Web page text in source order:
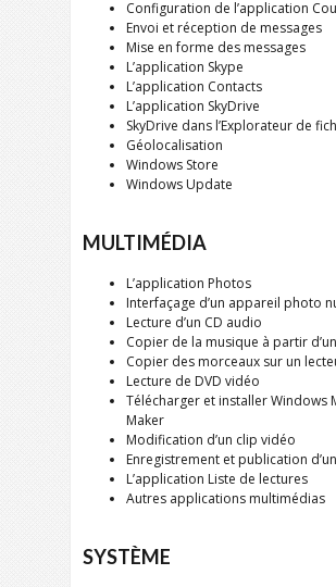
Configuration de l’application
Envoi et réception de messages
Mise en forme des messages
L’application Skype
L’application Contacts
L’application SkyDrive
SkyDrive dans l’Explorateur de
Géolocalisation
Windows Store
Windows Update
MULTIMÉDIA
L’application Photos
Interfaçage d’un appareil photo
Lecture d’un CD audio
Copier de la musique à partir
Copier des morceaux sur un
Lecture de DVD vidéo
Télécharger et installer Windows
Maker
Modification d’un clip vidéo
Enregistrement et publication
L’application Liste de lectures
Autres applications multimédias
SYSTÈME